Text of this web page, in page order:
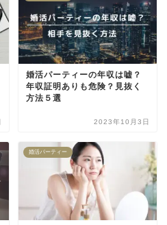
婚活パーティーの年収は嘘？
年収証明ありも危険？見抜く
方法５選
2023年10月3日
婚活パーティー